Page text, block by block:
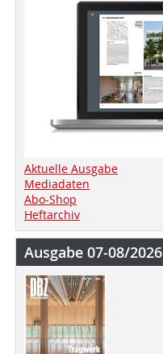
Aktuelle Ausgabe
Mediadaten
Abo-Shop
Heftarchiv
Ausgabe 07-08/2026